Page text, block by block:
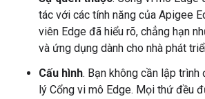
tác với các tính năng của Apigee
viên Edge đã hiểu rõ, chẳng hạn
và ứng dụng dành cho nhà phát
Cấu hình. Bạn không cần lập trình
lý Cổng vi mô Edge. Mọi thứ đều